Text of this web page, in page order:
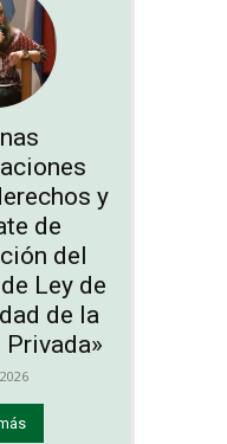
y
de
del
Ley de
de la
Privada»